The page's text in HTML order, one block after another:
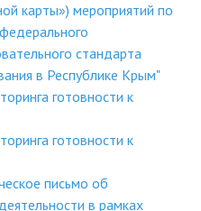
карты») мероприятий по
стандарта
в Республике Крым"
готовности к
готовности к
письмо об
в рамках